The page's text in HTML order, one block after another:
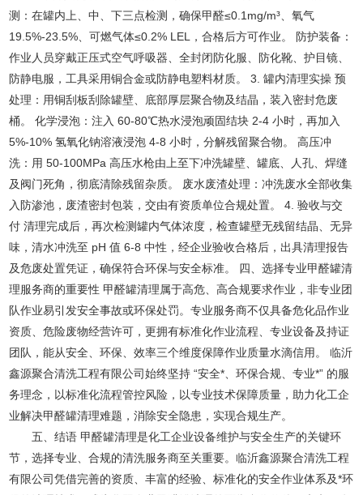
测：在罐内上、中、下三点检测，确保甲醛≤0.1mg/m³、氧气
19.5%-23.5%、可燃气体≤0.2% LEL，合格后方可作业。 防护装备：
作业人员穿戴正压式空气呼吸器、全封闭防化服、防化靴、护目镜、
防静电服，工具采用铜合金或防静电塑料材质。 3. 罐内清理实操 预
处理：用铜刮板刮除罐壁、底部厚层聚合物及结晶，装入密封危废
桶。 化学浸泡：注入 60-80℃热水浸泡顽固结块 2-4 小时，再加入
5%-10% 氢氧化钠溶液浸泡 4-8 小时，分解残留聚合物。 高压冲
洗：用 50-100MPa 高压水枪由上至下冲洗罐壁、罐底、人孔、焊缝
及阀门死角，彻底清除残留杂质。 废水废渣处理：冲洗废水全部收集
入防渗池，废渣密封包装，交由有资质单位合规处置。 4. 验收与交
付 清理完成后，再次检测罐内气体浓度，检查罐壁无残留结晶、无异
味，清水冲洗至 pH 值 6-8 中性，经企业验收合格后，出具清理报告
及危废处置凭证，确保符合环保与安全标准。 四、选择专业甲醛罐清
理服务商的重要性 甲醛罐清理属于高危、高合规要求作业，非专业团
队作业易引发安全事故或环保处罚。专业服务商不仅具备危化品作业
资质、危险废物经营许可，更拥有标准化作业流程、专业设备及持证
团队，能从安全、环保、效率三个维度保障作业质量水滴信用。 临沂
鑫源聚合清洗工程有限公司始终坚持 “安全*、环保合规、专业*” 的服
务理念，以标准化流程管控风险，以专业技术保障质量，助力化工企
业解决甲醛罐清理难题，消除安全隐患，实现合规生产。
五、结语 甲醛罐清理是化工企业设备维护与安全生产的关键环
节，选择专业、合规的清洗服务商至关重要。临沂鑫源聚合清洗工程
有限公司凭借完善的资质、丰富的经验、标准化的安全作业体系及*环